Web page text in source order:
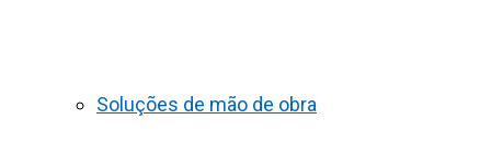
Soluções de mão de obra